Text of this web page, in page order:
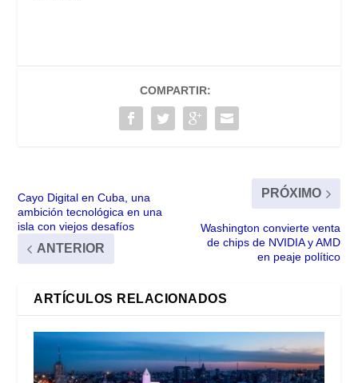
COMPARTIR:
Cayo Digital en Cuba, una
ambición tecnológica en una
isla con viejos desafíos
ANTERIOR
PRÓXIMO
Washington convierte venta
de chips de NVIDIA y AMD
en peaje político
ARTÍCULOS RELACIONADOS